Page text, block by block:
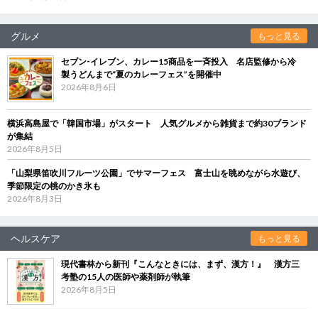
グルメ もっと見る
セブン‐イレブン、カレー15商品を一斉投入 名店監修から冷
製うどんまで“夏のカレーフェス”を開催中
2026年8月6日
横浜高島屋で「韓国市場」がスタート 人気グルメから雑貨まで約30ブランド
が集結
2026年8月5日
「山梨県笛吹川フルーツ公園」でサマーフェス 富士山を眺めながら水遊び、
季節限定の桃のかき氷も
2026年8月3日
ヘルスケア もっと見る
現代書林から新刊『こんなときには、まず、漢方！』 漢方三
考塾の15人の医師や薬剤師が執筆
2026年8月5日